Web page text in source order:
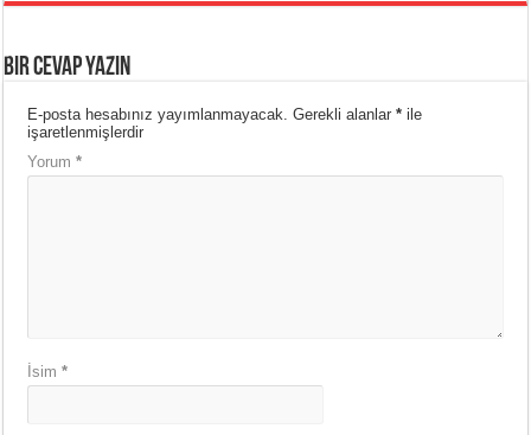
Bir cevap yazın
E-posta hesabınız yayımlanmayacak. Gerekli alanlar* ile
işaretlenmişlerdir
Yorum*
İsim*